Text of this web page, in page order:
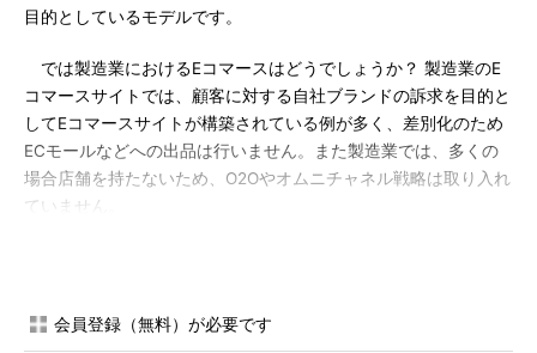
目的としているモデルです。
では製造業におけるEコマースはどうでしょうか？ 製造業のE
コマースサイトでは、顧客に対する自社ブランドの訴求を目的と
してEコマースサイトが構築されている例が多く、差別化のため
ECモールなどへの出品は行いません。また製造業では、多くの
場合店舗を持たないため、O2Oやオムニチャネル戦略は取り入れ
ていません。
会員登録（無料）が必要です